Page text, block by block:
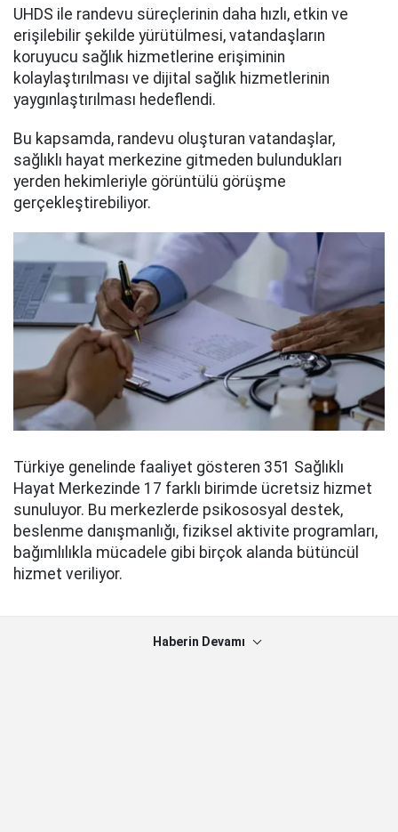
UHDS ile randevu süreçlerinin daha hızlı, etkin ve
erişilebilir şekilde yürütülmesi, vatandaşların
koruyucu sağlık hizmetlerine erişiminin
kolaylaştırılması ve dijital sağlık hizmetlerinin
yaygınlaştırılması hedeflendi.
Bu kapsamda, randevu oluşturan vatandaşlar,
sağlıklı hayat merkezine gitmeden bulundukları
yerden hekimleriyle görüntülü görüşme
gerçekleştirebiliyor.
Türkiye genelinde faaliyet gösteren 351 Sağlıklı
Hayat Merkezinde 17 farklı birimde ücretsiz hizmet
sunuluyor. Bu merkezlerde psikososyal destek,
beslenme danışmanlığı, fiziksel aktivite programları,
bağımlılıkla mücadele gibi birçok alanda bütüncül
hizmet veriliyor.
Haberin Devamı